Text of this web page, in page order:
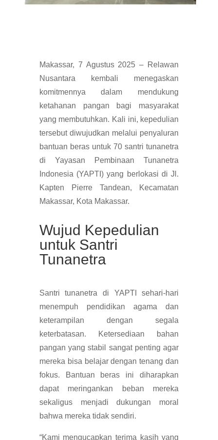
Makassar, 7 Agustus 2025 – Relawan
Nusantara kembali menegaskan
komitmennya dalam mendukung
ketahanan pangan bagi masyarakat
yang membutuhkan. Kali ini, kepedulian
tersebut diwujudkan melalui penyaluran
bantuan beras untuk 70 santri tunanetra
di Yayasan Pembinaan Tunanetra
Indonesia (YAPTI) yang berlokasi di Jl.
Kapten Pierre Tandean, Kecamatan
Makassar, Kota Makassar.
Wujud Kepedulian
untuk Santri
Tunanetra
Santri tunanetra di YAPTI sehari-hari
menempuh pendidikan agama dan
keterampilan dengan segala
keterbatasan. Ketersediaan bahan
pangan yang stabil sangat penting agar
mereka bisa belajar dengan tenang dan
fokus. Bantuan beras ini diharapkan
dapat meringankan beban mereka
sekaligus menjadi dukungan moral
bahwa mereka tidak sendiri.
“Kami mengucapkan terima kasih yang